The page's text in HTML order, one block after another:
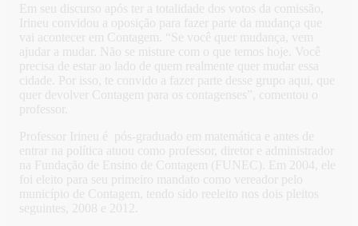
Em seu discurso após ter a totalidade dos votos da comissão,
Irineu convidou a oposição para fazer parte da mudança que
vai acontecer em Contagem. “Se você quer mudança, vem
ajudar a mudar. Não se misture com o que temos hoje. Você
precisa de estar ao lado de quem realmente quer mudar essa
cidade. Por isso, te convido a fazer parte desse grupo aqui, que
quer devolver Contagem para os contagenses”, comentou o
professor.
Professor Irineu é pós-graduado em matemática e antes de
entrar na política atuou como professor, diretor e administrador
na Fundação de Ensino de Contagem (FUNEC). Em 2004, ele
foi eleito para seu primeiro mandato como vereador pelo
município de Contagem, tendo sido reeleito nos dois pleitos
seguintes, 2008 e 2012.